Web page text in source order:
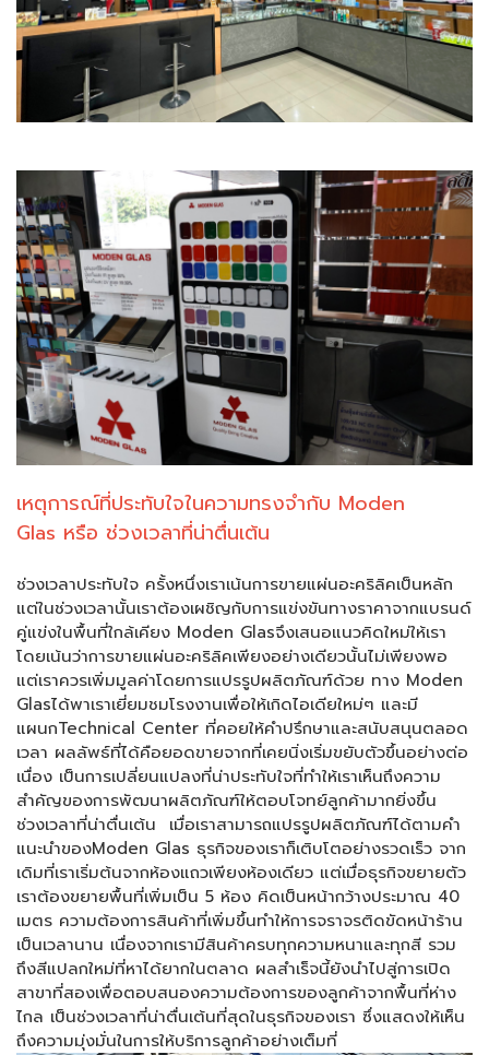
เหตุการณ์ที่ประทับใจในความทรงจำกับ Moden
Glas หรือ ช่วงเวลาที่น่าตื่นเต้น
ช่วงเวลาประทับใจ ครั้งหนึ่งเราเน้นการขายแผ่นอะคริลิคเป็นหลัก
แต่ในช่วงเวลานั้นเราต้องเผชิญกับการแข่งขันทางราคาจากแบรนด์
คู่แข่งในพื้นที่ใกล้เคียง Moden Glasจึงเสนอแนวคิดใหม่ให้เรา
โดยเน้นว่าการขายแผ่นอะคริลิคเพียงอย่างเดียวนั้นไม่เพียงพอ
แต่เราควรเพิ่มมูลค่าโดยการแปรรูปผลิตภัณฑ์ด้วย ทาง Moden
Glasได้พาเราเยี่ยมชมโรงงานเพื่อให้เกิดไอเดียใหม่ๆ และมี
แผนกTechnical Center ที่คอยให้คำปรึกษาและสนับสนุนตลอด
เวลา ผลลัพธ์ที่ได้คือยอดขายจากที่เคยนิ่งเริ่มขยับตัวขึ้นอย่างต่อ
เนื่อง เป็นการเปลี่ยนแปลงที่น่าประทับใจที่ทำให้เราเห็นถึงความ
สำคัญของการพัฒนาผลิตภัณฑ์ให้ตอบโจทย์ลูกค้ามากยิ่งขึ้น
ช่วงเวลาที่น่าตื่นเต้น เมื่อเราสามารถแปรรูปผลิตภัณฑ์ได้ตามคำ
แนะนำของModen Glas ธุรกิจของเราก็เติบโตอย่างรวดเร็ว จาก
เดิมที่เราเริ่มต้นจากห้องแถวเพียงห้องเดียว แต่เมื่อธุรกิจขยายตัว
เราต้องขยายพื้นที่เพิ่มเป็น 5 ห้อง คิดเป็นหน้ากว้างประมาณ 40
เมตร ความต้องการสินค้าที่เพิ่มขึ้นทำให้การจราจรติดขัดหน้าร้าน
เป็นเวลานาน เนื่องจากเรามีสินค้าครบทุกความหนาและทุกสี รวม
ถึงสีแปลกใหม่ที่หาได้ยากในตลาด ผลสำเร็จนี้ยังนำไปสู่การเปิด
สาขาที่สองเพื่อตอบสนองความต้องการของลูกค้าจากพื้นที่ห่าง
ไกล เป็นช่วงเวลาที่น่าตื่นเต้นที่สุดในธุรกิจของเรา ซึ่งแสดงให้เห็น
ถึงความมุ่งมั่นในการให้บริการลูกค้าอย่างเต็มที่